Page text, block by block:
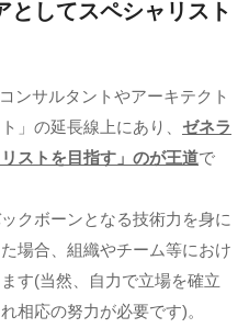
としてスペシャリスト
コンサルタントやアーキテクト
」の延長線上にあり、 ゼネラ
ストを目指す」のが王道で
クボーンとなる技術力を身に
場合、組織やチーム等におけ
す(当然、自力で立場を確立
相応の努力が必要です)。